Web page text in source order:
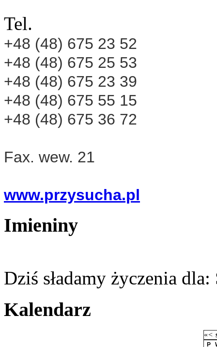
Tel.
+48 (48) 675 23 52
+48 (48) 675 25 53
+48 (48) 675 23 39
+48 (48) 675 55 15
+48 (48) 675 36 72
Fax. wew. 21
www.przysucha.pl
Imieniny
Dziś sładamy życzenia dla:
Kalendarz
«<
P